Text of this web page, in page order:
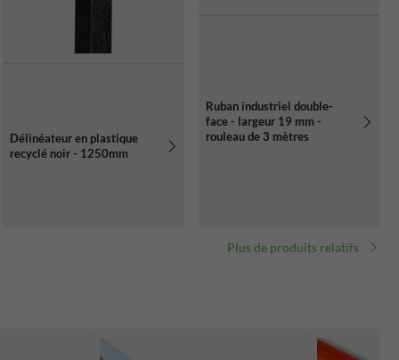
Délinéateur en plastique
recyclé noir - 1250mm
Ruban industriel double-
face - largeur 19 mm -
rouleau de 3 mètres
Plus de produits relatifs